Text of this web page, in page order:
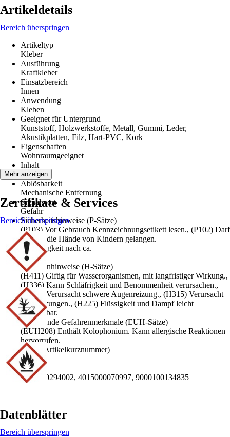
Artikeldetails
Bereich überspringen
Artikeltyp
Kleber
Ausführung
Kraftkleber
Einsatzbereich
Innen
Anwendung
Kleben
Geeignet für Untergrund
Kunststoff, Holzwerkstoffe, Metall, Gummi, Leder,
Akustikplatten, Filz, Hart-PVC, Kork
Eigenschaften
Wohnraumgeeignet
Inhalt
50 g
Ablösbarkeit
Mechanische Entfernung
Signalwort
Gefahr
Sicherheitshinweise (P-Sätze)
(P103) Vor Gebrauch Kennzeichnungsetikett lesen., (P102) Darf
nicht in die Hände von Kindern gelangen.
Endfestigkeit nach ca.
72 h
Gefahrenhinweise (H-Sätze)
(H411) Giftig für Wasserorganismen, mit langfristiger Wirkung.,
(H336) Kann Schläfrigkeit und Benommenheit verursachen.,
(H319) Verursacht schwere Augenreizung., (H315) Verursacht
Hautreizungen., (H225) Flüssigkeit und Dampf leicht
entzündbar.
Ergänzende Gefahrenmerkmale (EUH-Sätze)
(EUH208) Enthält Kolophonium. Kann allergische Reaktionen
hervorrufen.
AKN (Artikelkurznummer)
TXKN
EAN
2002560294002, 4015000070997, 9000100134835
Mehr anzeigen
Zertifikate & Services
Bereich überspringen
Datenblätter
Bereich überspringen